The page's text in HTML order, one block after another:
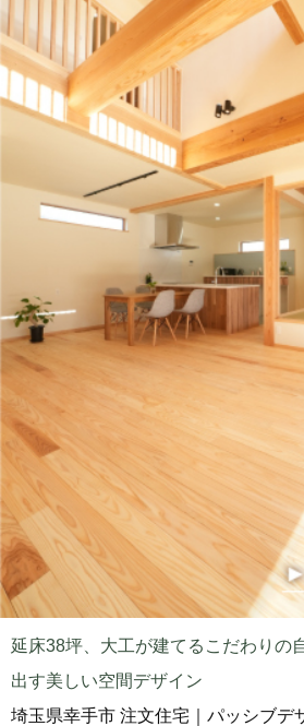
延床38坪、大工が建てるこだわりの
出す美しい空間デザイン
埼玉県幸手市 注文住宅｜パッシブデ